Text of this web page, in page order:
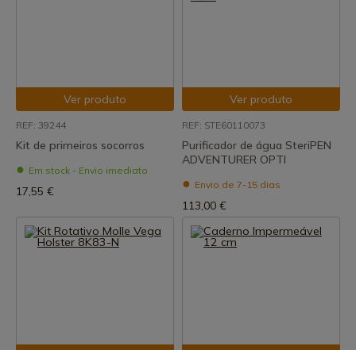
Ver produto
REF: 39244
Kit de primeiros socorros
Em stock - Envio imediato
17,55 €
Ver produto
REF: STE60110073
Purificador de água SteriPEN
ADVENTURER OPTI
Envio de 7-15 dias
113,00 €